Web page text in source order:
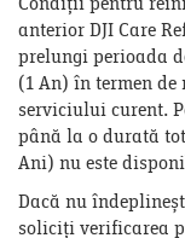
anterior DJI Care
prelungi perioada
(1 An) în termen
serviciului curent.
până la o durată
Ani) nu este
Dacă nu
soliciți verificarea